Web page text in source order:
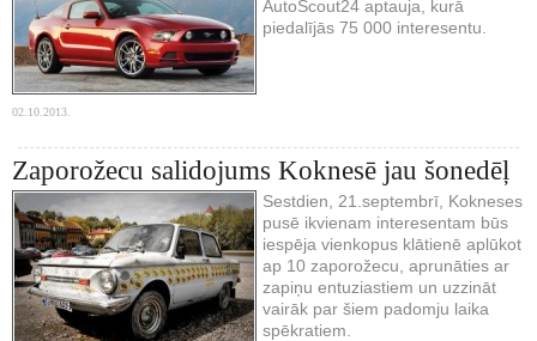
AutoScout24 aptauja, kurā
piedalījās 75 000 interesentu.
02.10.2013.
Zaporožecu salidojums Koknesē jau šonedēļ
Sestdien, 21.septembrī, Kokneses
pusē ikvienam interesentam būs
iespēja vienkopus klātienē aplūkot
ap 10 zaporožecu, aprunāties ar
zapiņu entuziastiem un uzzināt
vairāk par šiem padomju laika
spēkratiem.